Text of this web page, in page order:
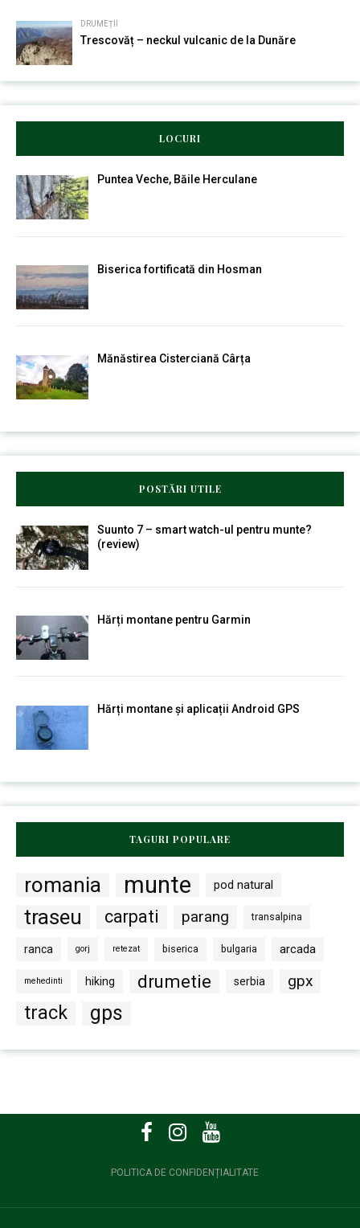
DRUMEȚII
Trescovăț – neckul vulcanic de la Dunăre
LOCURI
Puntea Veche, Băile Herculane
Biserica fortificată din Hosman
Mănăstirea Cisterciană Cârța
POSTĂRI UTILE
Suunto 7 – smart watch-ul pentru munte?
(review)
Hărți montane pentru Garmin
Hărți montane și aplicații Android GPS
TAGURI POPULARE
romania munte pod natural
traseu carpati parang transalpina
ranca gorj retezat biserica bulgaria arcada
mehedinti hiking drumetie serbia gpx
track gps
POLITICA DE CONFIDENȚIALITATE